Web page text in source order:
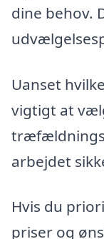
dine behov.
Uanset
vigtigt at
arbejdet
Hvis du
priser og